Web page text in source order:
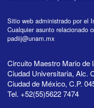
Sitio web administrado por el
Cualquier asunto relacionado
padiij@unam.mx
Circuito Maestro Mario de
Ciudad Universitaria, Alc.
Ciudad de México, C.P.
Tel. +52(55)5622 7474